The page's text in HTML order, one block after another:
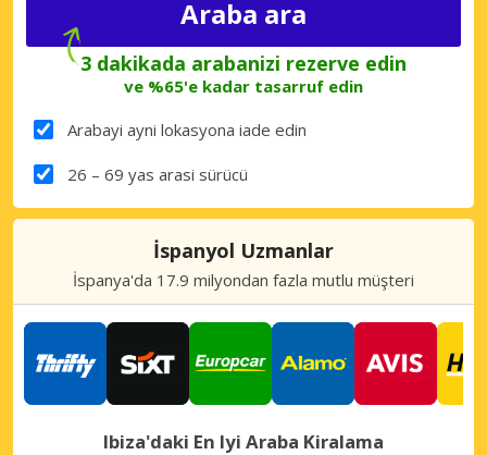
İbiza, Portinatx, İspanya
İbiza, San Antonio
İbiza, San Antonio, İspanya
İbiza, Santa Eulalia
İbiza, Santa Eulalia, İspanya
3 dakikada arabanizi rezerve edin
ve %65'e kadar tasarruf edin
Arabayi ayni lokasyona iade edin
26 – 69 yas arasi sürücü
İspanyol Uzmanlar
İspanya'da 17.9 milyondan fazla mutlu müşteri
Ibiza'daki En Iyi Araba Kiralama